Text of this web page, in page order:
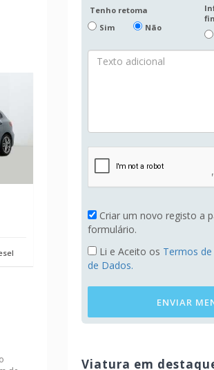
Tenho retoma
Sim
Não
Criar um novo registo a
formulário.
Li e Aceito os Termos
de Dados.
ENVIAR
Viatura em